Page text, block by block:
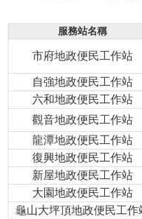
服務站名稱
市府地政便民工作站
自強地政便民工作站
六和地政便民工作站
觀音地政便民工作站
龍潭地政便民工作站
復興地政便民工作站
新屋地政便民工作站
大園地政便民工作站
龜山大坪頂地政便民工作